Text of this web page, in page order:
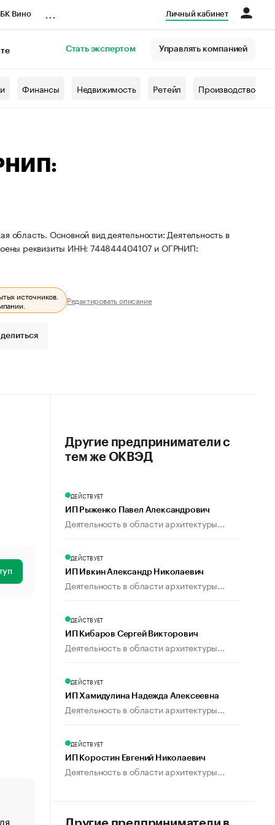
Вино Личный кабинет
Стать экспертом Управлять компанией
Финансы Недвижимость Ретейл Производство
Основной вид деятельности: Деятельность в
реквизиты ИНН: 744844404107 и ОГРНИП:
источников.
Редактировать описание
«От спорта тело стареет иначе». Как живет глава
Другие предприниматели с
тем же ОКВЭД
ДЕЙСТВУЕТ
ИП Рыженко Павел Александрович
Деятельность в области архитектуры...
ДЕЙСТВУЕТ
ИП Ивкин Александр Николаевич
Деятельность в области архитектуры...
ДЕЙСТВУЕТ
ИП Кибаров Сергей Викторович
Деятельность в области архитектуры...
ДЕЙСТВУЕТ
ИП Хамидулина Надежда Алексеевна
Деятельность в области архитектуры...
ДЕЙСТВУЕТ
ИП Коростин Евгений Николаевич
Деятельность в области архитектуры...